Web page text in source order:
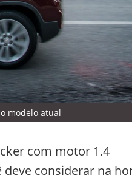
modelo atual
com motor 1.4
considerar na